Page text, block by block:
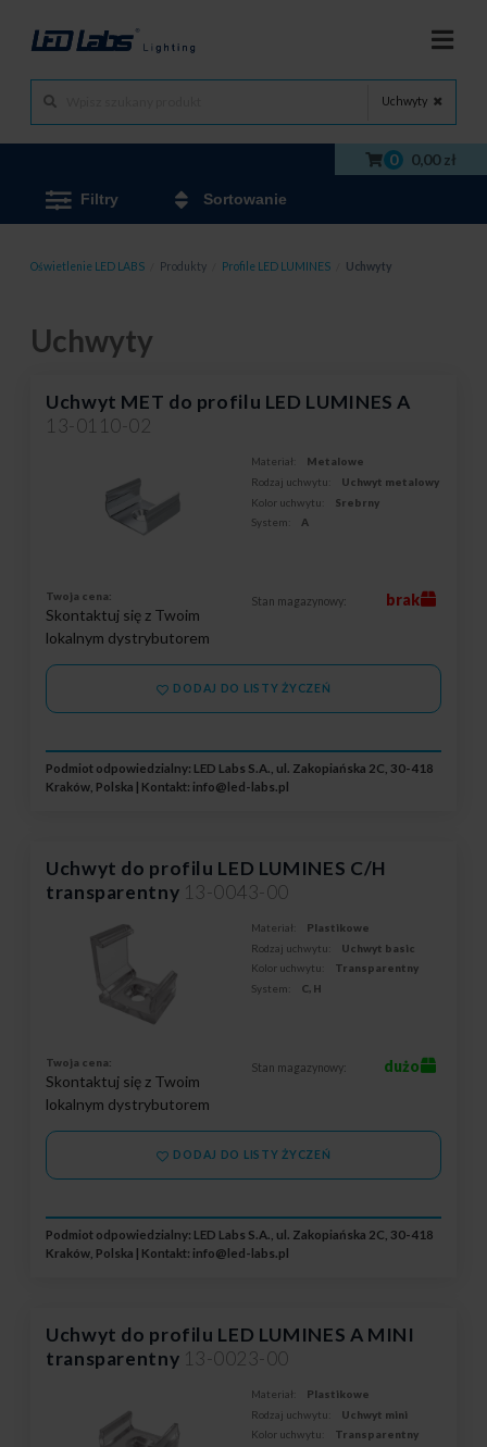
Uchwyty
0 0,00 zł
Filtry Sortowanie
Oświetlenie LED LABS Produkty Profile LED LUMINES Uchwyty
Uchwyty
Uchwyt MET do profilu LED LUMINES A
13-0110-02
Materiał:
Metalowe
Rodzaj uchwytu:
Uchwyt metalowy
Kolor uchwytu:
Srebrny
System:
A
Twoja cena:
Skontaktuj się z Twoim
lokalnym dystrybutorem
Stan magazynowy: brak
DODAJ DO LISTY ŻYCZEŃ
Podmiot odpowiedzialny: LED Labs S.A., ul. Zakopiańska 2C, 30-418
Kraków, Polska | Kontakt: info@led-labs.pl
Uchwyt do profilu LED LUMINES C/H
transparentny 13-0043-00
Materiał:
Plastikowe
Rodzaj uchwytu:
Uchwyt basic
Kolor uchwytu:
Transparentny
System:
C, H
Twoja cena:
Skontaktuj się z Twoim
lokalnym dystrybutorem
Stan magazynowy: dużo
DODAJ DO LISTY ŻYCZEŃ
Podmiot odpowiedzialny: LED Labs S.A., ul. Zakopiańska 2C, 30-418
Kraków, Polska | Kontakt: info@led-labs.pl
Uchwyt do profilu LED LUMINES A MINI
transparentny 13-0023-00
Materiał:
Plastikowe
Rodzaj uchwytu:
Uchwyt mini
Kolor uchwytu:
Transparentny